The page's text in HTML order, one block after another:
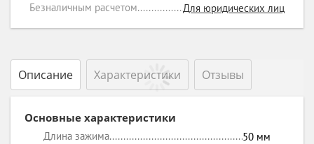
Безналичным расчетом
Для юридических лиц
Описание Характеристики Отзывы
Основные характеристики
Длина зажима 50 мм